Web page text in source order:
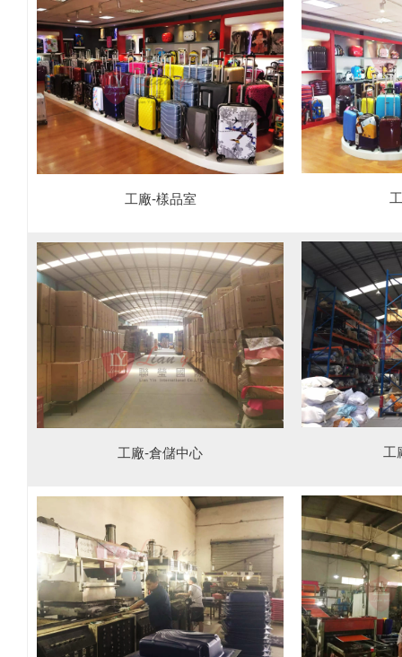
工廠-樣品室
工廠-倉儲中心 工